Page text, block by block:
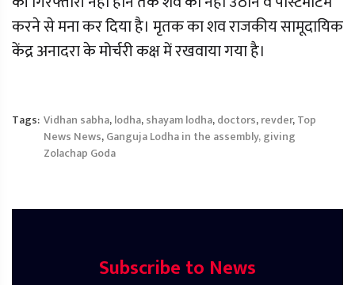
करने से मना कर दिया है। मृतक का शव राजकीय सामूदायिक
केंद्र अनादरा के मोर्चरी कक्ष में रखवाया गया है।
Tags: Vidhan sabha,lodha,shayam lodha,doctors,revder,Top
News News,Ganguja Lodha in the assembly, giving
Zolachap Goda
Subscribe to News